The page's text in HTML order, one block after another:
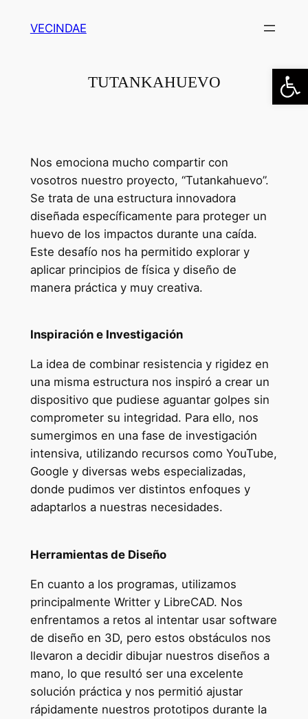
VECINDAE
TUTANKAHUEVO
Nos emociona mucho compartir con
vosotros nuestro proyecto, “Tutankahuevo”.
Se trata de una estructura innovadora
diseñada específicamente para proteger un
huevo de los impactos durante una caída.
Este desafío nos ha permitido explorar y
aplicar principios de física y diseño de
manera práctica y muy creativa.
Inspiración e Investigación
La idea de combinar resistencia y rigidez en
una misma estructura nos inspiró a crear un
dispositivo que pudiese aguantar golpes sin
comprometer su integridad. Para ello, nos
sumergimos en una fase de investigación
intensiva, utilizando recursos como YouTube,
Google y diversas webs especializadas,
donde pudimos ver distintos enfoques y
adaptarlos a nuestras necesidades.
Herramientas de Diseño
En cuanto a los programas, utilizamos
principalmente Writter y LibreCAD. Nos
enfrentamos a retos al intentar usar software
de diseño en 3D, pero estos obstáculos nos
llevaron a decidir dibujar nuestros diseños a
mano, lo que resultó ser una excelente
solución práctica y nos permitió ajustar
rápidamente nuestros prototipos durante la
Abrir